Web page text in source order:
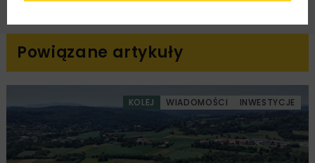
Powiązane artykuły
KOLEJ WIADOMOŚCI INWESTYCJE